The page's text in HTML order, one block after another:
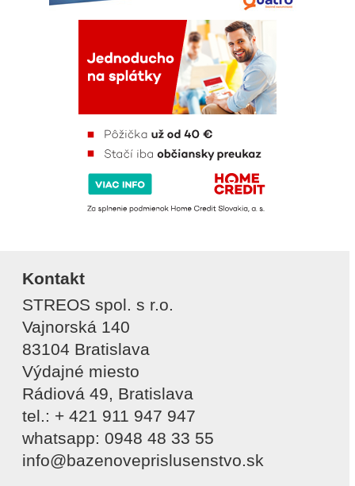
Kontakt
STREOS spol. s r.o.
Vajnorská 140
83104 Bratislava
Výdajné miesto
Rádiová 49, Bratislava
tel.: + 421 911 947 947
whatsapp: 0948 48 33 55
info@bazenoveprislusenstvo.sk